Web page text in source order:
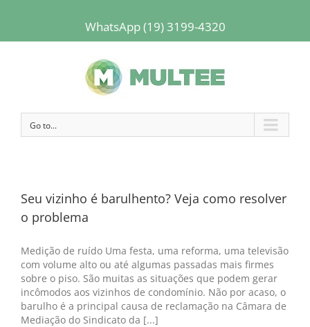
WhatsApp (19) 3199-4320
Go to...
Seu vizinho é barulhento? Veja como resolver
o problema
Medição de ruído Uma festa, uma reforma, uma televisão
com volume alto ou até algumas passadas mais firmes
sobre o piso. São muitas as situações que podem gerar
incômodos aos vizinhos de condomínio. Não por acaso, o
barulho é a principal causa de reclamação na Câmara de
Mediação do Sindicato da [...]